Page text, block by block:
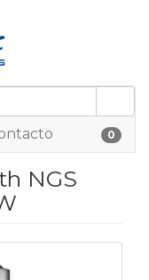
0
NGS